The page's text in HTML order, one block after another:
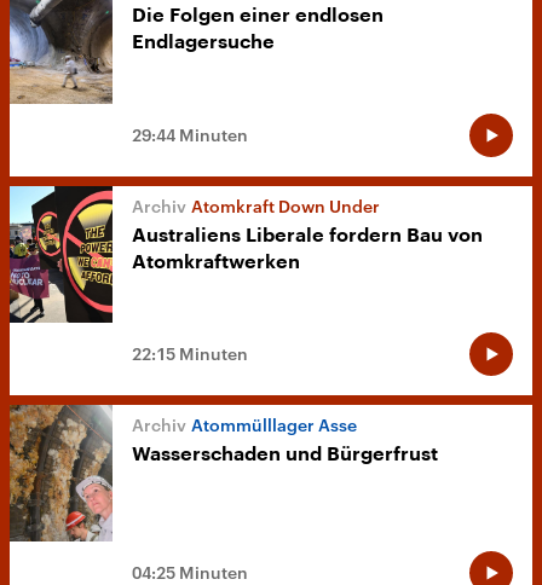
Die Folgen einer endlosen
Endlagersuche
29:44 Minuten
Atomkraft Down Under
Australiens Liberale fordern Bau von
Atomkraftwerken
22:15 Minuten
Atommülllager Asse
Wasserschaden und Bürgerfrust
04:25 Minuten